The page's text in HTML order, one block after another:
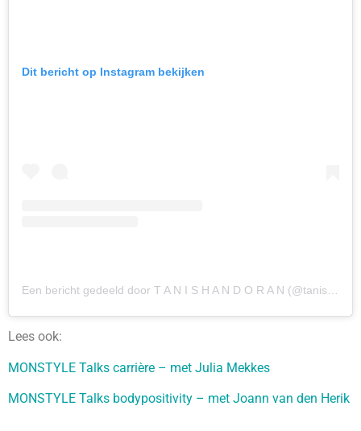
Dit bericht op Instagram bekijken
Lees ook:
MONSTYLE Talks carrière – met Julia Mekkes
MONSTYLE Talks bodypositivity – met Joann van den Herik